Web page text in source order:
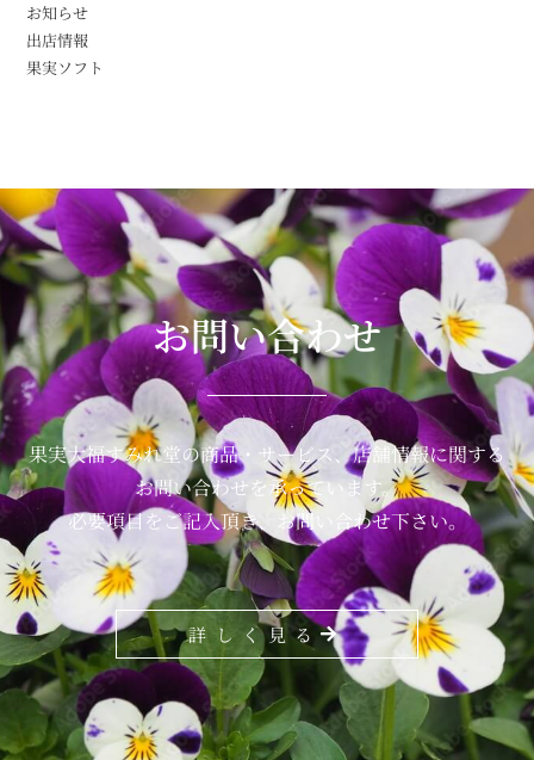
お知らせ
出店情報
果実ソフト
お問い合わせ
果実大福すみれ堂の商品・サービス、店舗情報に関する
お問い合わせを承っています。
必要項目をご記入頂き、お問い合わせ下さい。
詳しく見る